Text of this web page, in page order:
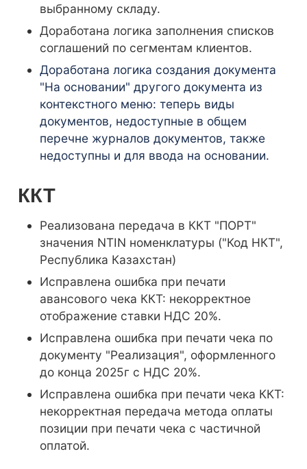
выбранному складу.
Доработана логика заполнения списков
соглашений по сегментам клиентов.
Доработана логика создания документа
"На основании" другого документа из
контекстного меню: теперь виды
документов, недоступные в общем
перечне журналов документов, также
недоступны и для ввода на основании.
ККТ
Реализована передача в ККТ "ПОРТ"
значения NTIN номенклатуры ("Код НКТ",
Республика Казахстан)
Исправлена ошибка при печати
авансового чека ККТ: некорректное
отображение ставки НДС 20%.
Исправлена ошибка при печати чека по
документу "Реализация", оформленного
до конца 2025г с НДС 20%.
Исправлена ошибка при печати чека ККТ:
некорректная передача метода оплаты
позиции при печати чека с частичной
оплатой.